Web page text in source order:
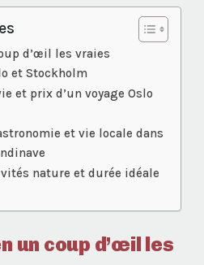
d’œil les vraies
et Stockholm
et prix d’un voyage Oslo
et vie locale dans
nature et durée idéale
un coup d’œil les